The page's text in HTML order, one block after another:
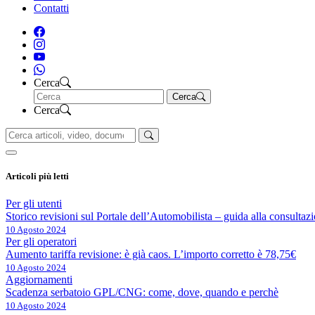
Contatti
Cerca
Cerca
Cerca
Articoli più letti
Per gli utenti
Storico revisioni sul Portale dell’Automobilista – guida alla
10 Agosto 2024
Per gli operatori
Aumento tariffa revisione: è già caos. L’importo corretto è 78,75€
10 Agosto 2024
Aggiornamenti
Scadenza serbatoio GPL/CNG: come, dove, quando e perchè
10 Agosto 2024